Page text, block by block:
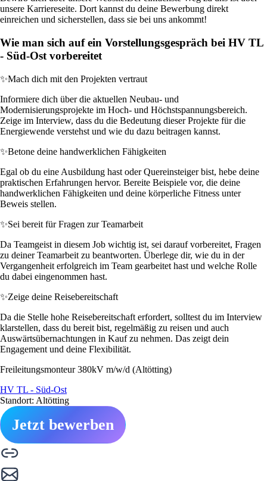
unsere Karriereseite. Dort kannst du deine Bewerbung direkt
einreichen und sicherstellen, dass sie bei uns ankommt!
Wie man sich auf ein Vorstellungsgespräch bei HV TL
- Süd-Ost vorbereitet
✨Mach dich mit den Projekten vertraut
Informiere dich über die aktuellen Neubau- und
Modernisierungsprojekte im Hoch- und Höchstspannungsbereich.
Zeige im Interview, dass du die Bedeutung dieser Projekte für die
Energiewende verstehst und wie du dazu beitragen kannst.
✨Betone deine handwerklichen Fähigkeiten
Egal ob du eine Ausbildung hast oder Quereinsteiger bist, hebe deine
praktischen Erfahrungen hervor. Bereite Beispiele vor, die deine
handwerklichen Fähigkeiten und deine körperliche Fitness unter
Beweis stellen.
✨Sei bereit für Fragen zur Teamarbeit
Da Teamgeist in diesem Job wichtig ist, sei darauf vorbereitet, Fragen
zu deiner Teamarbeit zu beantworten. Überlege dir, wie du in der
Vergangenheit erfolgreich im Team gearbeitet hast und welche Rolle
du dabei eingenommen hast.
✨Zeige deine Reisebereitschaft
Da die Stelle hohe Reisebereitschaft erfordert, solltest du im Interview
klarstellen, dass du bereit bist, regelmäßig zu reisen und auch
Auswärtsübernachtungen in Kauf zu nehmen. Das zeigt dein
Engagement und deine Flexibilität.
Freileitungsmonteur 380kV m/w/d (Altötting)
HV TL - Süd-Ost
Standort: Altötting
Jetzt bewerben